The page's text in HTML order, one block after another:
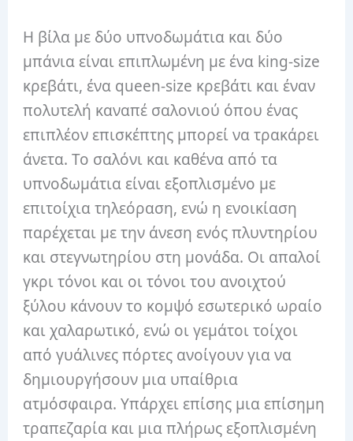
Η βίλα με δύο υπνοδωμάτια και δύο
μπάνια είναι επιπλωμένη με ένα king-size
κρεβάτι, ένα queen-size κρεβάτι και έναν
πολυτελή καναπέ σαλονιού όπου ένας
επιπλέον επισκέπτης μπορεί να τρακάρει
άνετα. Το σαλόνι και καθένα από τα
υπνοδωμάτια είναι εξοπλισμένο με
επιτοίχια τηλεόραση, ενώ η ενοικίαση
παρέχεται με την άνεση ενός πλυντηρίου
και στεγνωτηρίου στη μονάδα. Οι απαλοί
γκρι τόνοι και οι τόνοι του ανοιχτού
ξύλου κάνουν το κομψό εσωτερικό ωραίο
και χαλαρωτικό, ενώ οι γεμάτοι τοίχοι
από γυάλινες πόρτες ανοίγουν για να
δημιουργήσουν μια υπαίθρια
ατμόσφαιρα. Υπάρχει επίσης μια επίσημη
τραπεζαρία και μια πλήρως εξοπλισμένη